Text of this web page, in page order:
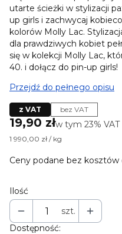
utarte ścieżki w stylizacji
up girls i zachwycaj
kolorów Molly Lac.
dla prawdziwych kobiet
się w kolekcji Molly Lac,
40. i dołącz do pin-up girls!
Przejdź do pełnego opisu
z VAT bez VAT
Cena
19,90 złw tym 23% VAT
w tym 23% VAT
1 990,00 zł / kg
Ceny podane bez kosztów
Ilość
szt.
Dostępność: